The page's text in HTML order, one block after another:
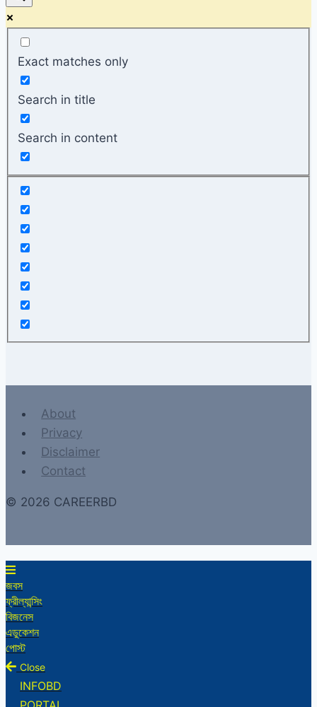
Exact matches only
Search in title
Search in content
About
Privacy
Disclaimer
Contact
© 2026 CAREERBD
জবস
ফ্রীল্যান্সিং
বিজনেস
এডুকেশন
পোস্ট
Close
INFOBD